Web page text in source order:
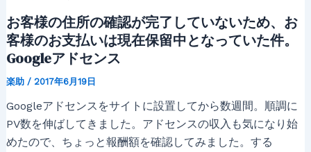
お客様の住所の確認が完了していないため、お
客様のお支払いは現在保留中となっていた件。
Googleアドセンス
楽助 / 2017年6月19日
Googleアドセンスをサイトに設置してから数週間。順調に
PV数を伸ばしてきました。アドセンスの収入も気になり始
めたので、ちょっと報酬額を確認してみました。する